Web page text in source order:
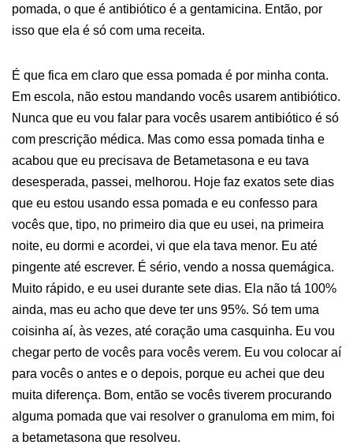
pomada, o que é antibiótico é a gentamicina. Então, por
isso que ela é só com uma receita.
É que fica em claro que essa pomada é por minha conta.
Em escola, não estou mandando vocês usarem antibiótico.
Nunca que eu vou falar para vocês usarem antibiótico é só
com prescrição médica. Mas como essa pomada tinha e
acabou que eu precisava de Betametasona e eu tava
desesperada, passei, melhorou. Hoje faz exatos sete dias
que eu estou usando essa pomada e eu confesso para
vocês que, tipo, no primeiro dia que eu usei, na primeira
noite, eu dormi e acordei, vi que ela tava menor. Eu até
pingente até escrever. É sério, vendo a nossa quemágica.
Muito rápido, e eu usei durante sete dias. Ela não tá 100%
ainda, mas eu acho que deve ter uns 95%. Só tem uma
coisinha aí, às vezes, até coração uma casquinha. Eu vou
chegar perto de vocês para vocês verem. Eu vou colocar aí
para vocês o antes e o depois, porque eu achei que deu
muita diferença. Bom, então se vocês tiverem procurando
alguma pomada que vai resolver o granuloma em mim, foi
a betametasona que resolveu.